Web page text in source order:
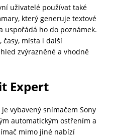
uživatelé používat také
který generuje textové
uspořádá ho do poznámek.
časy, místa i další
zvýrazněné a vhodně
Expert
vybavený snímačem Sony
automatickým ostřením a
mimo jiné nabízí